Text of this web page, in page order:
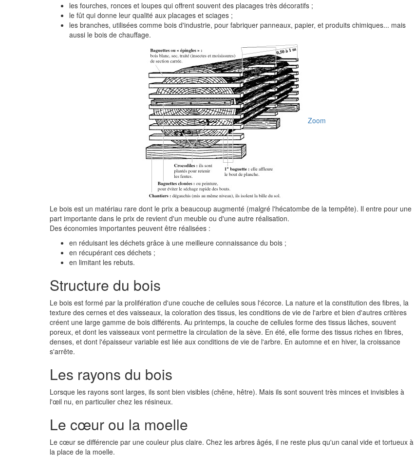
les fourches, ronces et loupes qui offrent souvent des placages très décoratifs ;
le fût qui donne leur qualité aux placages et sciages ;
les branches, utilisées comme bois d'industrie, pour fabriquer panneaux, papier, et produits chimiques... mais
aussi le bois de chauffage.
Zoom
Le bois est un matériau rare dont le prix a beaucoup augmenté (malgré l'hécatombe de la tempête). Il entre pour une
part importante dans le prix de revient d'un meuble ou d'une autre réalisation.
Des économies importantes peuvent être réalisées :
en réduisant les déchets grâce à une meilleure connaissance du bois ;
en récupérant ces déchets ;
en limitant les rebuts.
Structure du bois
Le bois est formé par la prolifération d'une couche de cellules sous l'écorce. La nature et la constitution des fibres, la
texture des cernes et des vaisseaux, la coloration des tissus, les conditions de vie de l'arbre et bien d'autres critères
créent une large gamme de bois différents. Au printemps, la couche de cellules forme des tissus lâches, souvent
poreux, et dont les vaisseaux vont permettre la circulation de la sève. En été, elle forme des tissus riches en fibres,
denses, et dont l'épaisseur variable est liée aux conditions de vie de l'arbre. En automne et en hiver, la croissance
s'arrête.
Les rayons du bois
Lorsque les rayons sont larges, ils sont bien visibles (chêne, hêtre). Mais ils sont souvent très minces et invisibles à
l'œil nu, en particulier chez les résineux.
Le cœur ou la moelle
Le cœur se différencie par une couleur plus claire. Chez les arbres âgés, il ne reste plus qu'un canal vide et tortueux à
la place de la moelle.